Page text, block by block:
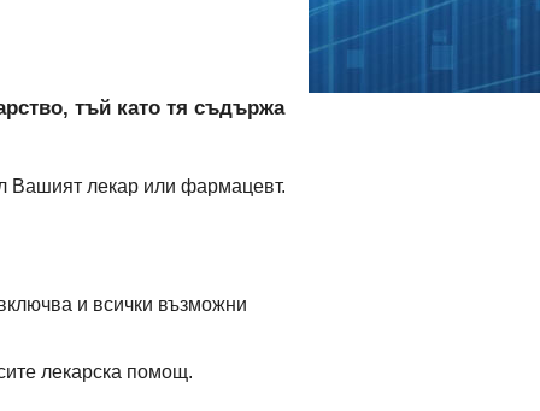
тъй като тя съдържа
Вашият лекар или фармацевт.
и всички възможни
лекарска помощ.